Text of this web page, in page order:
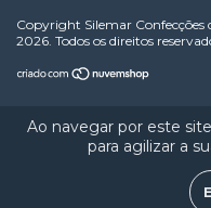
Ao navegar por este site
para agilizar a
Copyright Silemar
2026. Todos os direitos